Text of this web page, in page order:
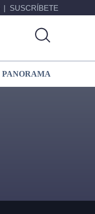
SUSCRÍBETE
PANORAMA